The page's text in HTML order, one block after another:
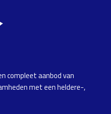
compleet aanbod van
met een heldere-,